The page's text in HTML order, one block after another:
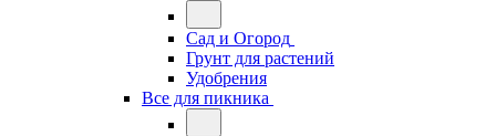
Сад и Огород
Грунт для растений
Удобрения
Все для пикника